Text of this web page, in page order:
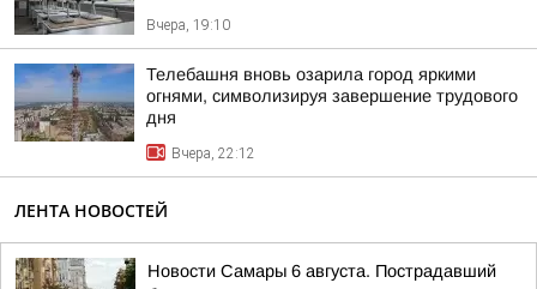
Вчера, 19:10
Телебашня вновь озарила город яркими
огнями, символизируя завершение трудового
дня
Вчера, 22:12
ЛЕНТА НОВОСТЕЙ
Новости Самары 6 августа. Пострадавший